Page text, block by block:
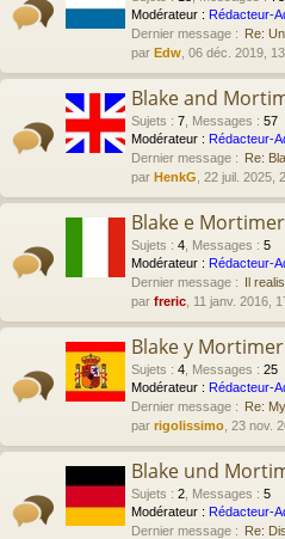
Modérateur : Rédacteur-
Dernier message : Re:
par Edw , 06 déc. 2019,
Blake and
Sujets : 7 Messages : 57
Modérateur : Rédacteur-
Dernier message : Re:
par HenkG , 22 juil. 2025,
Blake e
Sujets : 4 Messages : 5
Modérateur : Rédacteur-
Dernier message : Il
par freric , 11 janv. 2016,
Blake y
Sujets : 4 Messages : 25
Modérateur : Rédacteur-
Dernier message : Re:
par rigolissimo , 23 nov.
Blake und
Sujets : 2 Messages : 5
Modérateur : Rédacteur-
Dernier message : Re: